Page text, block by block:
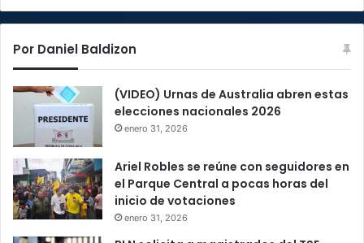
Por Daniel Baldizon
(VIDEO) Urnas de Australia abren estas
elecciones nacionales 2026
enero 31, 2026
Ariel Robles se reúne con seguidores en
el Parque Central a pocas horas del
inicio de votaciones
enero 31, 2026